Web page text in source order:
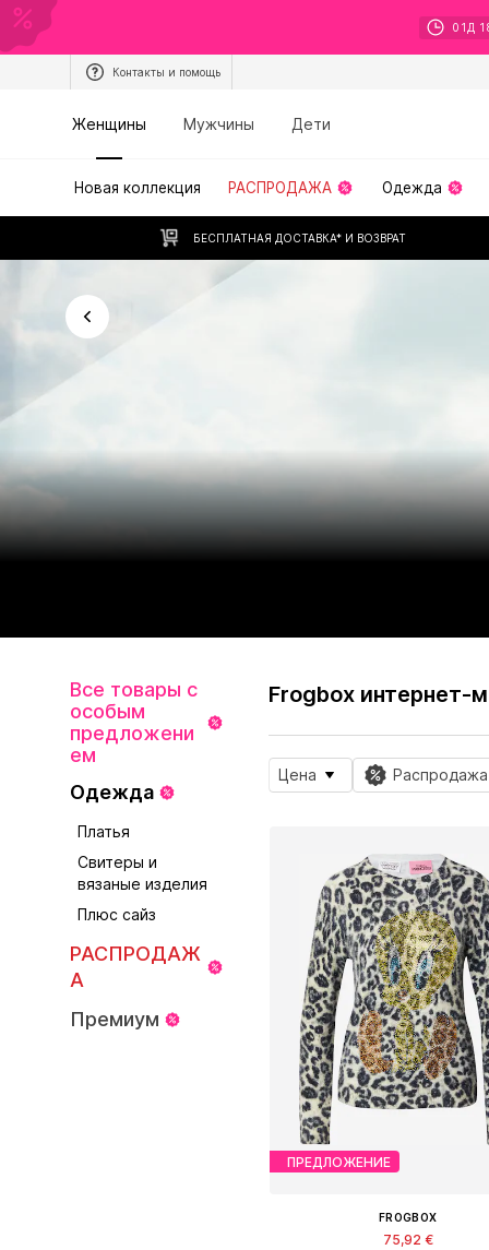
01 Д
Контакты и помощь
Женщины Мужчины Дети
Новая коллекция РАСПРОДАЖА Одежда
БЕСПЛАТНАЯ ДОСТАВКА* И ВОЗВРАТ
Все товары с
особым
предложени
ем
Одежда
Платья
Свитеры и
вязаные изделия
Плюс сайз
РАСПРОДАЖ
А
Премиум
Frogbox интернет-
Цена Распродажа
ПРЕДЛОЖЕНИЕ
FROGBOX
75,92 €